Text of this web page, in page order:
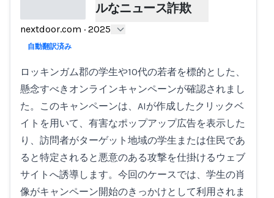
Loading...
ルなニュース詐欺
nextdoor.com · 2025
自動翻訳済み
ロッキンガム郡の学生や10代の若者を標的とした、
懸念すべきオンラインキャンペーンが確認されまし
た。このキャンペーンは、AIが作成したクリックベ
イトを用いて、有害なポップアップ広告を表示した
り、訪問者がターゲット地域の学生または住民であ
ると特定されると悪意のある攻撃を仕掛けるウェブ
サイトへ誘導します。今回のケースでは、学生の肖
像がキャンペーン開始のきっかけとして利用されま